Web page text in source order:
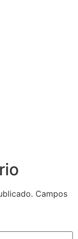
Campos